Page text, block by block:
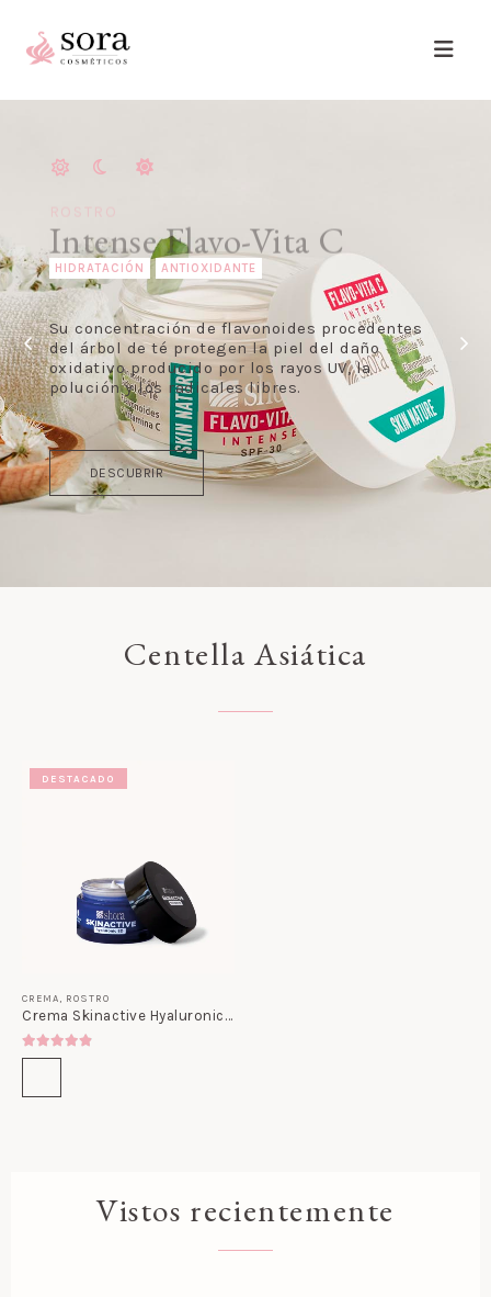
Intense Flavo-Vita C
HIDRATACIÓN ANTIOXIDANTE
Su concentración de flavonoides procedentes
del árbol de té protegen la piel del daño
oxidativo producido por los rayos UV, la
polución y los radicales libres.
DESCUBRIR
Centella Asiática
DESTACADO
CREMA ROSTRO
Crema Skinactive Hyaluronic 8D
4.80out of 5
Vistos recientemente